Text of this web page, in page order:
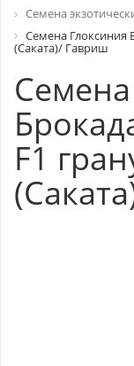
Семена
Семена Глоксиния
(Саката)/ Гавриш
F1